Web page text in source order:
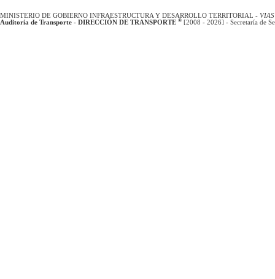
MINISTERIO DE GOBIERNO INFRAESTRUCTURA Y DESARROLLO TERRITORIAL -
Auditoría de Transporte - DIRECCIÓN DE TRANSPORTE ® [2008 - 2026] - Secretaría de